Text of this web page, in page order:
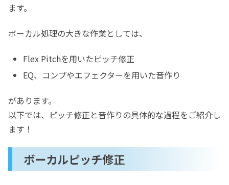
ます。
ボーカル処理の大きな作業としては、
Flex Pitchを用いたピッチ修正
EQ、コンプやエフェクターを用いた音作り
があります。
以下では、ピッチ修正と音作りの具体的な過程をご紹介し
ます！
ボーカルピッチ修正